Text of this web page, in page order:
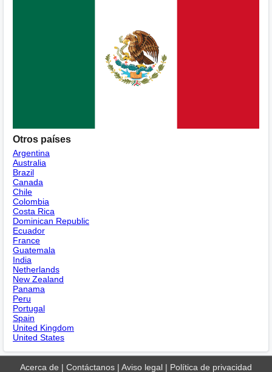
Otros países
Argentina
Australia
Brazil
Canada
Chile
Colombia
Costa Rica
Dominican Republic
Ecuador
France
Guatemala
India
Netherlands
New Zealand
Panama
Peru
Portugal
Spain
United Kingdom
United States
Acerca de | Contáctanos | Aviso legal | Política de privacidad